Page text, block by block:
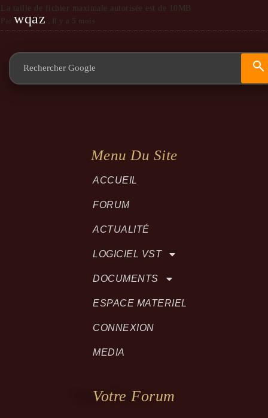
La taille de fichier maximale autorisée est de 10MB
Par wqaz Il y a 5 mois
Menu Du Site
ACCUEIL
FORUM
ACTUALITÉ
LOGICIEL VST
DOCUMENTS
ESPACE MATERIEL
CONNEXION
MEDIA
Votre Forum